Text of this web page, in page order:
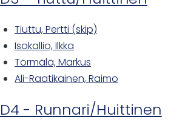
Tiuttu, Pertti (skip)
Isokallio, Ilkka
Törmälä, Markus
Ali-Raatikainen, Raimo
D4 - Runnari/Huittinen